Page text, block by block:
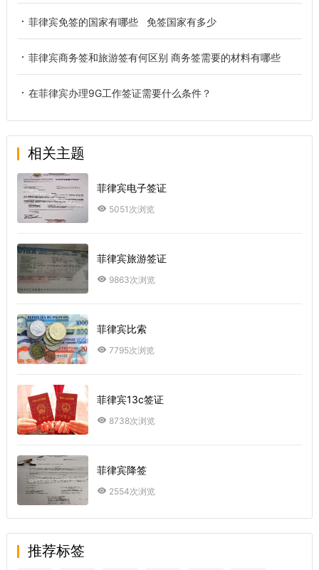
菲律宾免签的国家有哪些 免签国家有多少
菲律宾商务签和旅游签有何区别 商务签需要的材料有哪些
在菲律宾办理9G工作签证需要什么条件？
相关主题
菲律宾电子签证
5051次浏览
菲律宾旅游签证
9863次浏览
菲律宾比索
7795次浏览
菲律宾13c签证
8738次浏览
菲律宾降签
2554次浏览
推荐标签